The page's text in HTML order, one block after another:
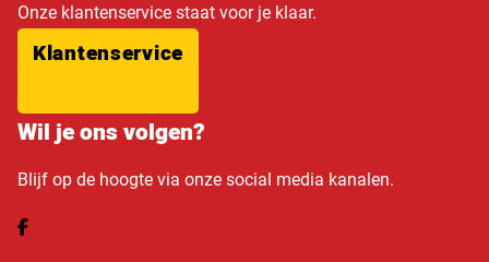
Onze klantenservice staat voor je klaar.
Klantenservice
Wil je ons volgen?
Blijf op de hoogte via onze social media kanalen.